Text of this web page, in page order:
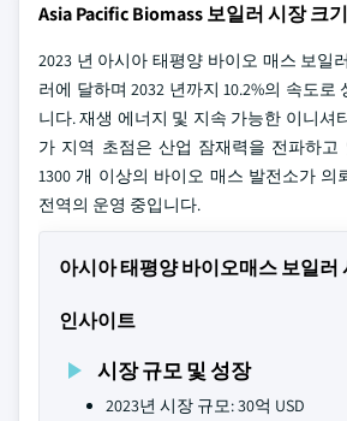
Asia Pacific Biomass 보일러 시장 크기
2023 년 아시아 태평양 바이오 매스 보일
러에 달하며 2032 년까지 10.2%의 속도로
니다. 재생 에너지 및 지속 가능한 이니셔
가 지역 초점은 산업 잠재력을 전파하고
1300 개 이상의 바이오 매스 발전소가 의
전역의 운영 중입니다.
아시아 태평양 바이오매스 보일러
인사이트
시장 규모 및 성장
2023년 시장 규모: 30억 USD